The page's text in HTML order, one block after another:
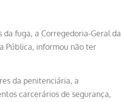
fuga, a Corregedoria-Geral da
Pública, informou não ter
da penitenciária, a
carcerários de segurança,